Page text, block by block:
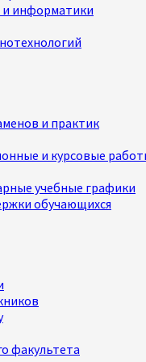
информатики
и практик
и курсовые
учебные графики
обучающихся
факультета